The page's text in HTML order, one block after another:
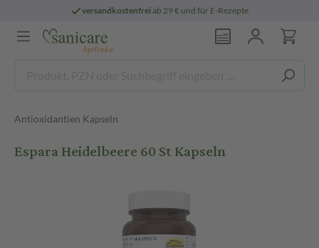
versandkostenfreiab 29 € und für E-Rezepte
Antioxidantien Kapseln
Espara Heidelbeere 60 St Kapseln